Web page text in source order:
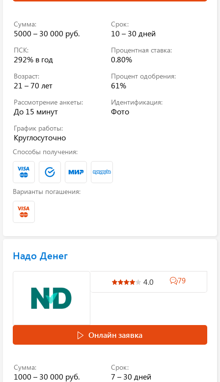
Сумма:
5000 – 30 000 руб.
Срок:
10 – 30 дней
ПСК:
292% в год
Процентная ставка:
0.80%
Возраст:
21 – 70 лет
Процент одобрения:
61%
Рассмотрение анкеты:
До 15 минут
Идентификация:
Фото
График работы:
Круглосуточно
Способы получения:
Варианты погашения:
Надо Денег
4.0 79
Онлайн заявка
Сумма:
1000 – 30 000 руб.
Срок:
7 – 30 дней